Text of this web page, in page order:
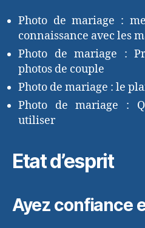
Photo de mariage :
connaissance avec les
Photo de mariage :
photos de couple
Photo de mariage : le
Photo de mariage :
utiliser
Etat d’esprit
Ayez confiance